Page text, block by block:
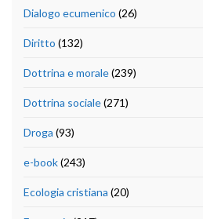
Dialogo ecumenico (26)
Diritto (132)
Dottrina e morale(239)
Dottrina sociale(271)
Droga (93)
e-book(243)
Ecologia cristiana (20)